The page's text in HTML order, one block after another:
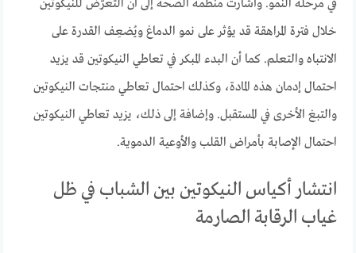
في مرحلة النمو. وأشارت منظمة الصحة إلى أن التعرُّض للنيكوتين
خلال فترة المراهقة قد يؤثر على نمو الدماغ ويُضعِف القدرة على
الانتباه والتعلم. كما أن البدء المبكر في تعاطي النيكوتين قد يزيد
احتمال إدمان هذه المادة، وكذلك احتمال تعاطي منتجات النيكوتين
والتبغ الأخرى في المستقبل. وإضافة إلى ذلك، يزيد تعاطي النيكوتين
احتمال الإصابة بأمراض القلب والأوعية الدموية.
انتشار أكياس النيكوتين بين الشباب في ظل
غياب الرقابة الصارمة